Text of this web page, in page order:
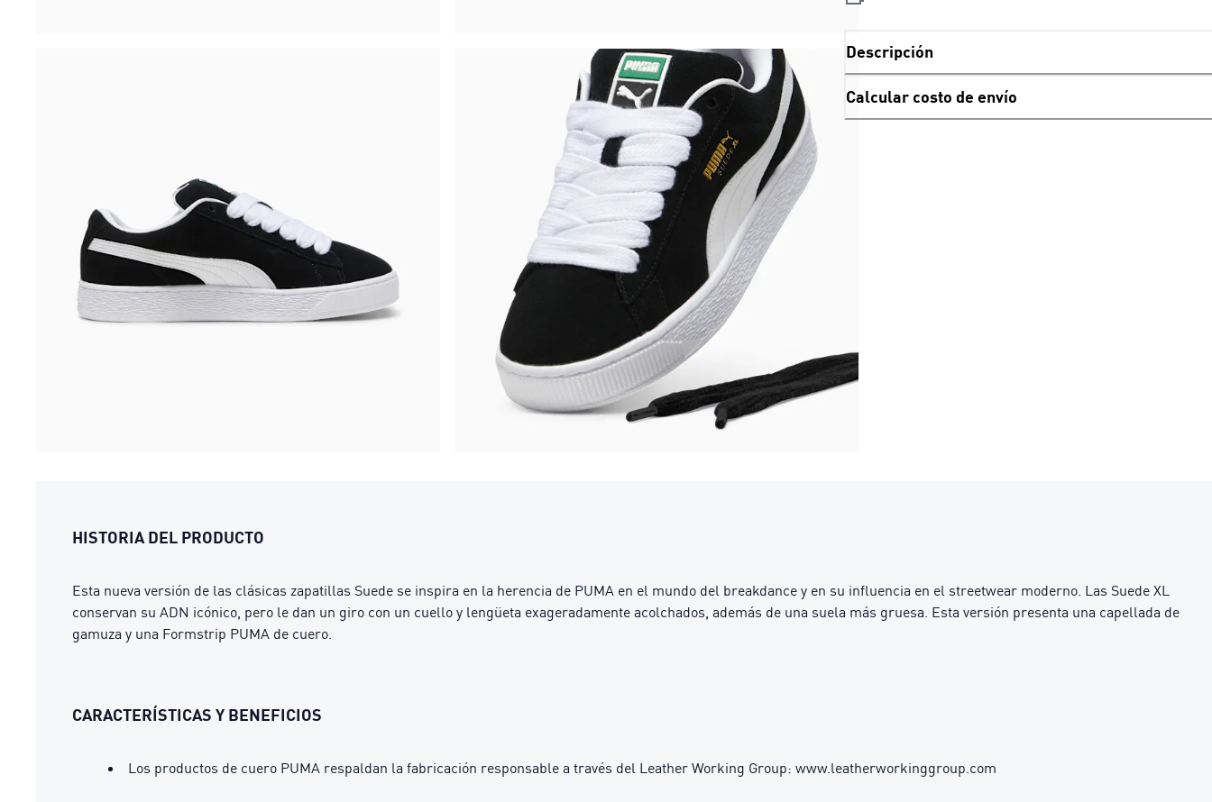
Descripción
Calcular costo de envío
HISTORIA DEL PRODUCTO
Esta nueva versión de las clásicas zapatillas Suede se inspira en la herencia de PUMA en el mundo del breakdance y en su influencia en el streetwear moderno. Las Suede XL
conservan su ADN icónico, pero le dan un giro con un cuello y lengüeta exageradamente acolchados, además de una suela más gruesa. Esta versión presenta una capellada de
gamuza y una Formstrip PUMA de cuero.
CARACTERÍSTICAS Y BENEFICIOS
Los productos de cuero PUMA respaldan la fabricación responsable a través del Leather Working Group: www.leatherworkinggroup.com